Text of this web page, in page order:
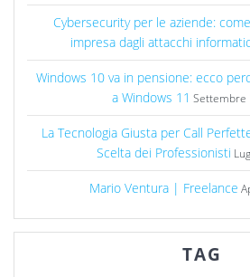
Cybersecurity per le aziende:
impresa dagli attacchi
Windows 10 va in pensione: ecco
a Windows 11 Settembre
La Tecnologia Giusta per Call
Scelta dei Professionisti
Mario Ventura | Freelance
TAG